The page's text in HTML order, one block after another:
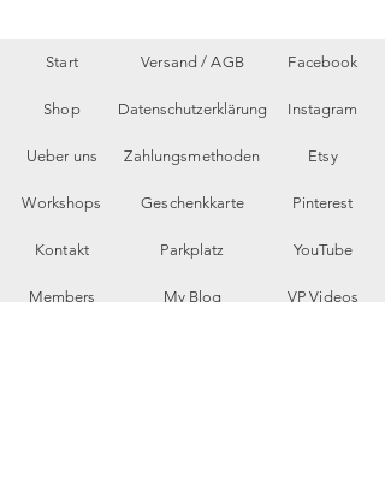
Start
Shop
Ueber uns
Workshops
Kontakt
Members
Versand /AGB
Datenschutzerklärung
Zahlungsmethoden
Geschenkkarte
Parkplatz
My Blog
Facebook
Instagram
Etsy
Pinterest
YouTube
VP Videos